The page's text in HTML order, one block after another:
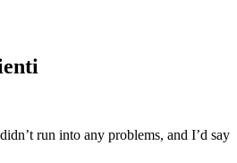
run into any problems, and I’d say